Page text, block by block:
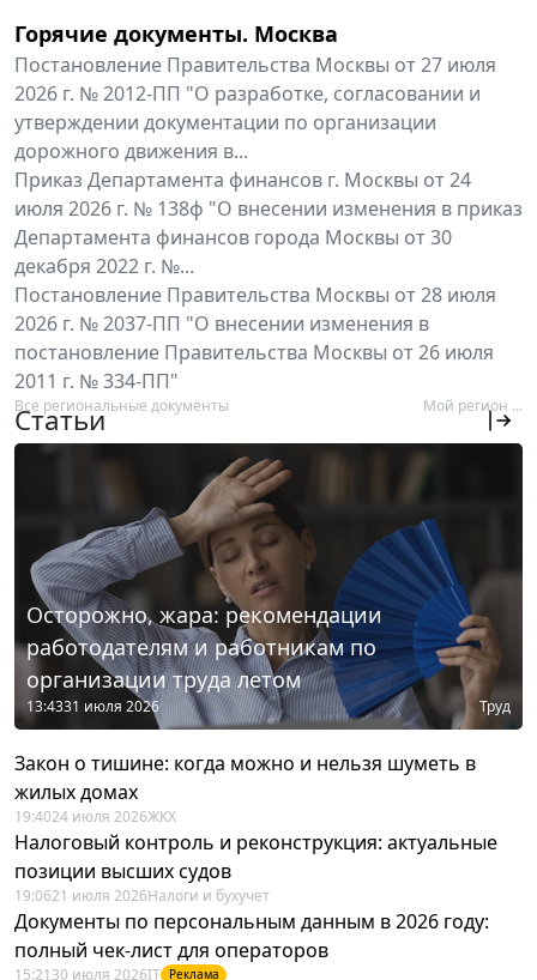
Горячие документы. Москва
Постановление Правительства Москвы от 27 июля
2026 г. № 2012-ПП "О разработке, согласовании и
утверждении документации по организации
дорожного движения в...
Приказ Департамента финансов г. Москвы от 24
июля 2026 г. № 138ф "О внесении изменения в приказ
Департамента финансов города Москвы от 30
декабря 2022 г. №...
Постановление Правительства Москвы от 28 июля
2026 г. № 2037-ПП "О внесении изменения в
постановление Правительства Москвы от 26 июля
2011 г. № 334-ПП"
Все региональные документы Мой регион ...
Статьи
Осторожно, жара: рекомендации
работодателям и работникам по
организации труда летом
13:4331 июля 2026 Труд
Закон о тишине: когда можно и нельзя шуметь в
жилых домах
19:4024 июля 2026ЖКХ
Налоговый контроль и реконструкция: актуальные
позиции высших судов
19:0621 июля 2026Налоги и бухучет
Документы по персональным данным в 2026 году:
полный чек-лист для операторов
15:21 30 июля 2026IT Реклама